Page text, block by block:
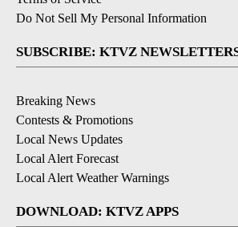
Do Not Sell My Personal Information
SUBSCRIBE: KTVZ
Breaking News
Contests & Promotions
Local News Updates
Local Alert Forecast
Local Alert Weather Warnings
DOWNLOAD: KTVZ APPS